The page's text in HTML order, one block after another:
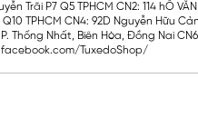
Trãi P7 Q5 TPHCM CN2: 114 hỒ
TPHCM CN4: 92D Nguyễn Hữu
Thống Nhất, Biên Hòa, Đồng Nai
TuxedoShop/